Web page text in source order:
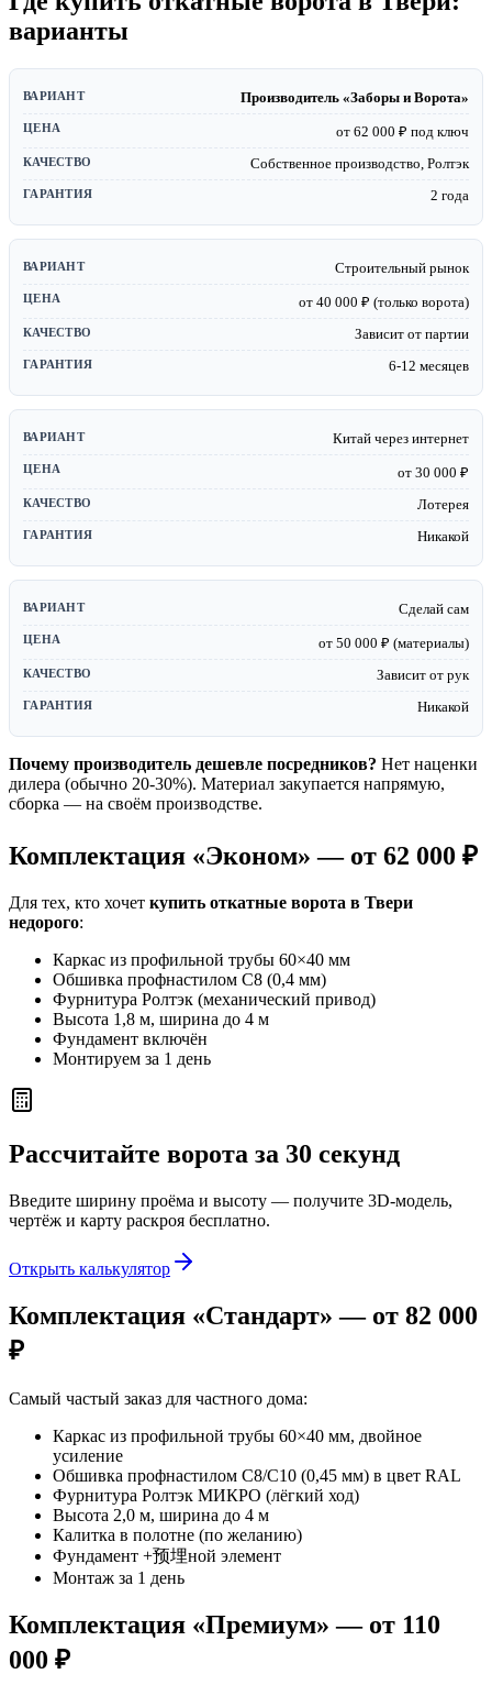
варианты
Производитель «Заборы и Ворота»
от 62 000 ₽ под ключ
Собственное производство, Ролтэк
2 года
Строительный рынок
от 40 000 ₽ (только ворота)
Зависит от партии
6-12 месяцев
Китай через интернет
от 30 000 ₽
Лотерея
Никакой
Сделай сам
от 50 000 ₽ (материалы)
Зависит от рук
Никакой
Почему производитель дешевле посредников? Нет наценки
дилера (обычно 20-30%). Материал закупается напрямую,
сборка — на своём производстве.
Комплектация «Эконом» — от 62 000 ₽
Для тех, кто хочет купить откатные ворота в Твери
недорого:
Каркас из профильной трубы 60×40 мм
Обшивка профнастилом С8 (0,4 мм)
Фурнитура Ролтэк (механический привод)
Высота 1,8 м, ширина до 4 м
Фундамент включён
Монтируем за 1 день
Рассчитайте ворота за 30 секунд
Введите ширину проёма и высоту — получите 3D-модель,
чертёж и карту раскроя бесплатно.
Открыть калькулятор
Комплектация «Стандарт» — от 82 000
₽
Самый частый заказ для частного дома:
Каркас из профильной трубы 60×40 мм, двойное
усиление
Обшивка профнастилом С8/С10 (0,45 мм) в цвет RAL
Фурнитура Ролтэк МИКРО (лёгкий ход)
Высота 2,0 м, ширина до 4 м
Калитка в полотне (по желанию)
Фундамент +预埋ной элемент
Монтаж за 1 день
Комплектация «Премиум» — от 110
000 ₽